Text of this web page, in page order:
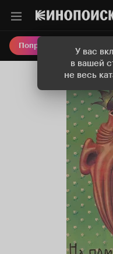
У вас
в вашей
не весь
Попробовать Плюс